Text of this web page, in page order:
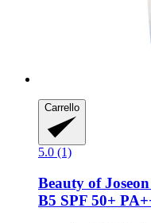
Carrello
5.0 (1)
Beauty of Joseon
B5 SPF 50+